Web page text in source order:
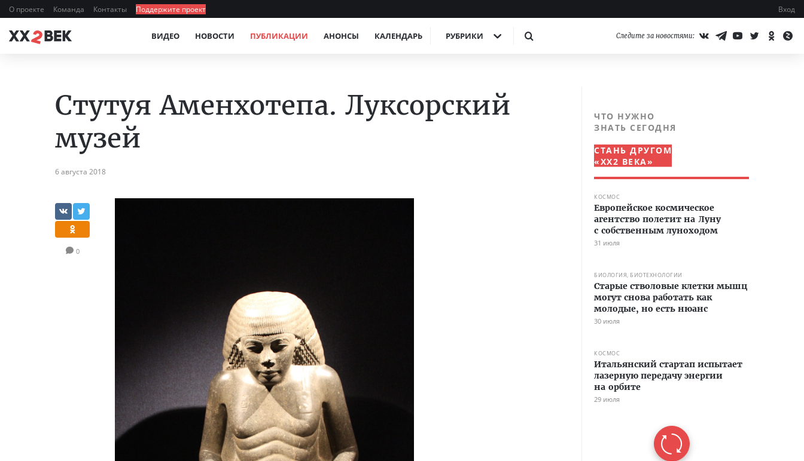
О проекте Команда Контакты Поддержите проект Вход
ВИДЕО НОВОСТИ ПУБЛИКАЦИИ АНОНСЫ КАЛЕНДАРЬ РУБРИКИ Следите за новостями:
Стутуя Аменхотепа. Луксорский
музей
6 августа 2018
0
ЧТО НУЖНО
ЗНАТЬ СЕГОДНЯ
СТАНЬ ДРУГОМ
«XX2 ВЕКА»
КОСМОС
Европейское космическое
агентство полетит на Луну
с собственным луноходом
31 июля
БИОЛОГИЯ, БИОТЕХНОЛОГИИ
Старые стволовые клетки мышц
могут снова работать как
молодые, но есть нюанс
30 июля
КОСМОС
Итальянский стартап испытает
лазерную передачу энергии
на орбите
29 июля